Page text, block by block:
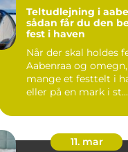
Teltudlejning i
sådan får du den
fest i haven
Når der skal holdes
Aabenraa og
mange et festtelt i
eller på en mark i st...
11. mar